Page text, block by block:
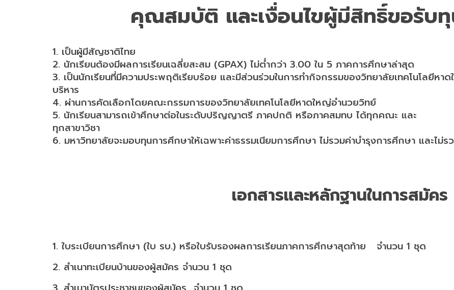
คุณสมบัติ และเงื่อนไขผู้มีสิทธิ์ขอรับ
1. เป็นผู้มีสัญชาติไทย
2. นักเรียนต้องมีผลการเรียนเฉลี่ยสะสม (GPAX) ไม่ต่ำกว่า 3.00 ใน 5 ภาคการศึกษาล่าสุด
3. เป็นนักเรียนที่มีความประพฤติเรียบร้อย และมีส่วนร่วมในการทำกิจกรรมของวิทยาลัยเทคโนโลยีห
บริหาร
4. ผ่านการคัดเลือกโดยคณะกรรมการของวิทยาลัยเทคโนโลยีหาดใหญ่อำนวยวิทย์
5. นักเรียนสามารถเข้าศึกษาต่อในระดับปริญญาตรี ภาคปกติ หรือภาคสมทบ ได้ทุกคณะ และ
ทุกสาขาวิชา
6. มหาวิทยาลัยจะมอบทุนการศึกษาให้เฉพาะค่าธรรมเนียมการศึกษา ไม่รวมค่าบำรุงการศึกษา และไม่ร
เอกสารและหลักฐานในการสมัคร
1. ใบระเบียนการศึกษา (ใบ รบ.) หรือใบรับรองผลการเรียนภาคการศึกษาสุดท้าย จำนวน 1 ชุด
2. สำเนาทะเบียนบ้านของผู้สมัคร จำนวน 1 ชุด